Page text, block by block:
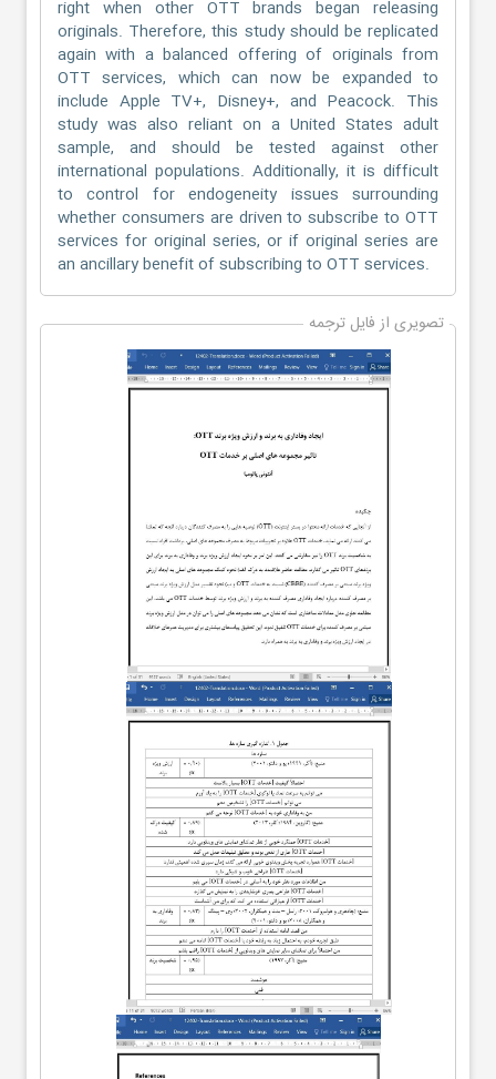
right when other OTT brands began releasing
originals. Therefore, this study should be replicated
again with a balanced offering of originals from
OTT services, which can now be expanded to
include Apple TV+, Disney+, and Peacock. This
study was also reliant on a United States adult
sample, and should be tested against other
international populations. Additionally, it is difficult
to control for endogeneity issues surrounding
whether consumers are driven to subscribe to OTT
services for original series, or if original series are
an ancillary benefit of subscribing to OTT services.
تصویری از فایل ترجمه